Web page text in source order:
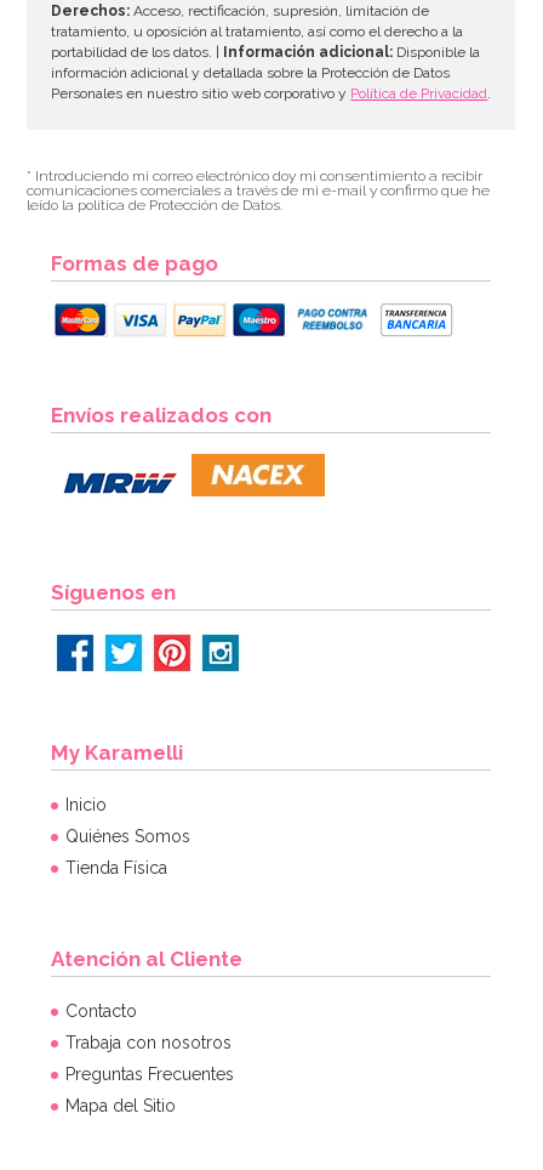
7,95€ 7,95€
Molde Dora la Exploradora
Derechos: Acceso, rectificación, supresión, limitación de
tratamiento, u oposición al tratamiento, así como el derecho a la
portabilidad de los datos. |
Información adicional: Disponible la
información adicional y detallada sobre la Protección de Datos
Personales en nuestro sitio web corporativo y Política de Privacidad.
* Introduciendo mi correo electrónico doy mi consentimiento a recibir
comunicaciones comerciales a través de mi e-mail y confirmo que he
leído la política de Protección de Datos.
Formas de pago
Envíos realizados con
Síguenos en
My Karamelli
Inicio
Quiénes Somos
Tienda Física
Atención al Cliente
Contacto
Trabaja con nosotros
Preguntas Frecuentes
Mapa del Sitio